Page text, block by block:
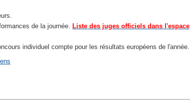
de la journée. Liste des juges officiels dans l'espace
individuel compte pour les résultats européens de l'année.